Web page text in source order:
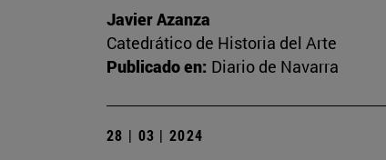
Javier Azanza
Catedrático de Historia del Arte
Publicado en: Diario de Navarra
28 | 03 | 2024